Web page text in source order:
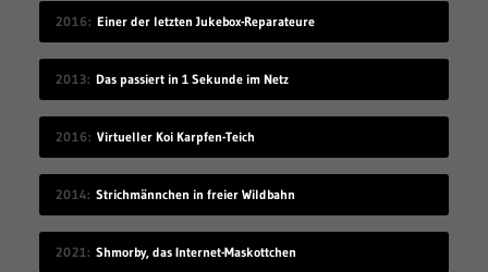
2016 Einer der letzten Jukebox-Reparateure
2013 Das passiert in 1 Sekunde im Netz
2016 Virtueller Koi Karpfen-Teich
2014 Strichmännchen in freier Wildbahn
2021 Shmorby, das Internet-Maskottchen